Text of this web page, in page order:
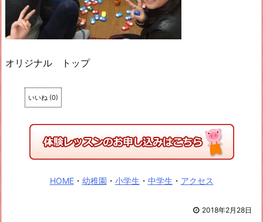
オリジナル トップ
いいね (0)
HOME・ 幼稚園 ・ 小学生 ・ 中学生 ・ アクセス
2018年2月28日